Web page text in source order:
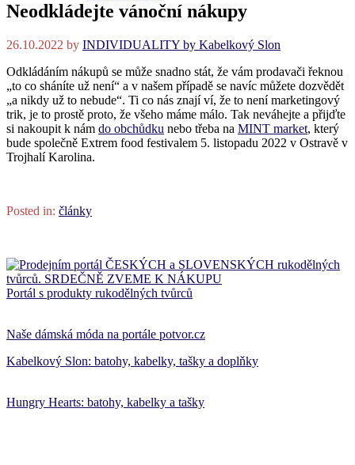
Neodkládejte vánoční nákupy
26.10.2022 by INDIVIDUALITY by Kabelkový Slon
Odkládáním nákupů se může snadno stát, že vám prodavači řeknou
„to co sháníte už není“ a v našem případě se navíc můžete dozvědět
„a nikdy už to nebude“. Ti co nás znají ví, že to není marketingový
trik, je to prostě proto, že všeho máme málo. Tak neváhejte a přijďte
si nakoupit k nám do obchůdku nebo třeba na MINT market, který
bude společně Extrem food festivalem 5. listopadu 2022 v Ostravě v
Trojhalí Karolina.
Posted in: články
Portál s produkty rukodělných tvůrců
Naše dámská móda na portále potvor.cz
Kabelkový Slon: batohy, kabelky, tašky a doplňky
Hungry Hearts: batohy, kabelky a tašky